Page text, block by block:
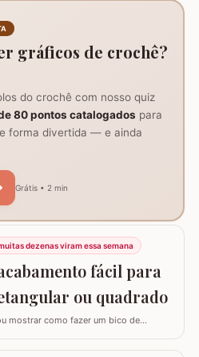
que leva tempo e dedicação. Um
entre os crochêiros é…
gráficos de crochê?
do crochê com nosso quiz
80 pontos catalogados para
forma divertida — e ainda
Grátis • 2 min
dezenas viram essa semana
fácil para
ou quadrado
mostrar como fazer um bico de
Fiz o bico de acabamento em 4